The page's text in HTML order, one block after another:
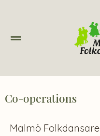
Co-operations
Malmö Folkdansare